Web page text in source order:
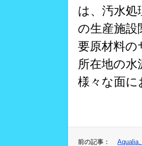
は、汚水
の生産施
要原材料
所在地の
様々な面
前の記事：
Aqualia